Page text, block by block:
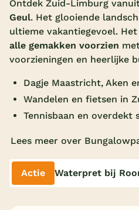
Indoor
Alle
Keuzehulp
Ontdek Zuid-Limburg
Geul. Het glooiende
ultieme vakantiegevoel.
alle gemakken voorzien
voorzieningen en heerlijke
Dagje Maastricht, Aken
Wandelen en fietsen in
Tennisbaan en overdekt
Lees meer over
Actie Waterpret bij